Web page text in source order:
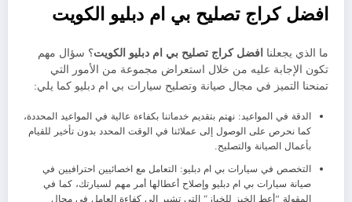
افضل كراج تصليح بي ام دبليو الكويت
ما الذي يجعلنا افضل كراج تصليح بي ام دبليو الكويت؟ سؤال مهم
تكون الإجابة عليه من خلال استعراض مجموعة من الأمور التي
تمنحنا التميز في مجال صيانة وتصليح سيارات بي ام دبليو كما يلي:
الدقة في المواعيد: نهتم بتقديم خدماتنا بكفاءة عالية في المواعيد المحددة،
كما نحرص على الوصول إلى عملائنا في الوقت المحدد بدون تأخير للقيام
بأعمال الصيانة والتصليح.
التخصص في سيارات بي ام دبليو: التعامل مع اخصائيين احترافيين في
صيانة سيارات بي ام دبليو وإصلاح أعطالها أمر مهم لسيارتك، كما في
المقولة “أعط الخبز للخباز” التي تشير إلى كفاءة العامل في مجال